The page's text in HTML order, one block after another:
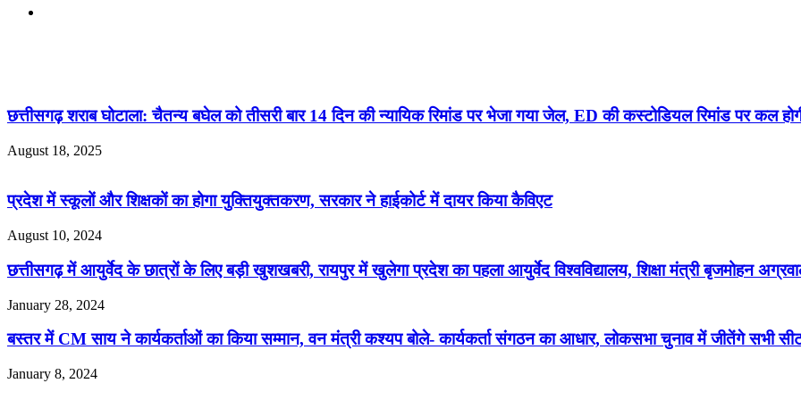
छत्तीसगढ़ शराब घोटाला: चैतन्य बघेल को तीसरी बार 14 दिन की न्यायिक रिमांड पर भेजा गया जेल, ED की कस्टोडियल रिमांड पर कल
August 18, 2025
प्रदेश में स्कूलों और शिक्षकों का होगा युक्तियुक्तकरण, सरकार ने हाईकोर्ट में दायर किया कैविएट
August 10, 2024
छत्तीसगढ़ में आयुर्वेद के छात्रों के लिए बड़ी खुशखबरी, रायपुर में खुलेगा प्रदेश का पहला आयुर्वेद विश्वविद्यालय, शिक्षा मंत्री बृजमोहन
January 28, 2024
बस्तर में CM साय ने कार्यकर्ताओं का किया सम्मान, वन मंत्री कश्यप बोले- कार्यकर्ता संगठन का आधार, लोकसभा चुनाव में जीतेंगे सभी
January 8, 2024